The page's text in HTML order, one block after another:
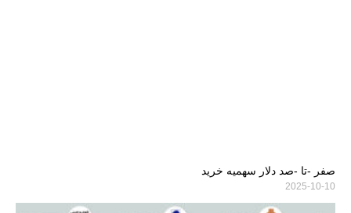
صفر -تا -صد دلار سهمیه خرید
2025-10-10